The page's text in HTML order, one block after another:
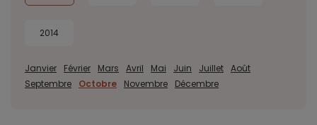
2014
Janvier Février Mars Avril Mai Juin Juillet Août
Septembre
Octobre Novembre Décembre